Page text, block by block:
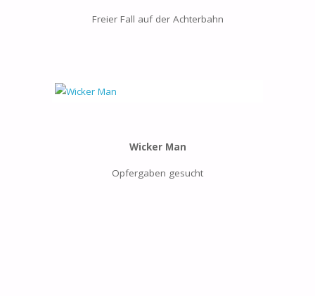
Freier Fall auf der Achterbahn
Wicker Man
Opfergaben gesucht